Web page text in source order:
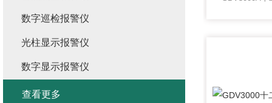
数字巡检报警仪
光柱显示报警仪
数字显示报警仪
查看更多